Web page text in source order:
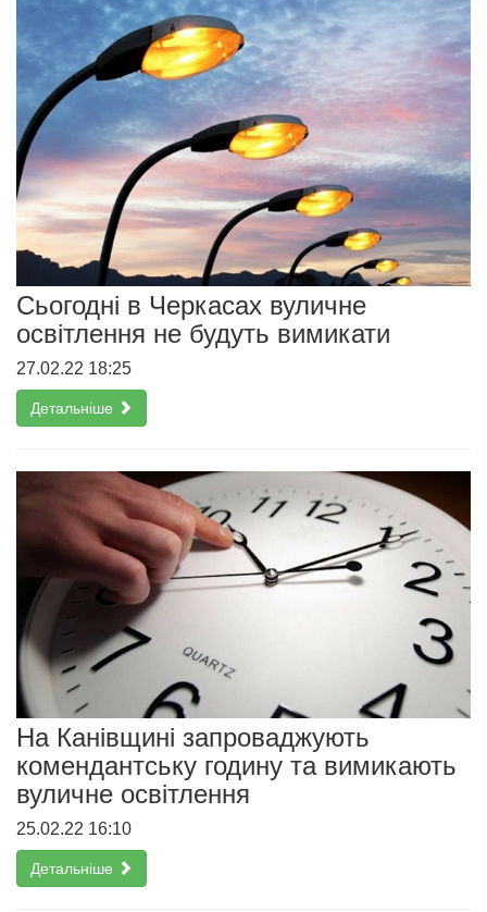
Сьогодні в Черкасах вуличне
освітлення не будуть вимикати
27.02.22 18:25
Детальніше
На Канівщині запроваджують
комендантську годину та вимикають
вуличне освітлення
25.02.22 16:10
Детальніше